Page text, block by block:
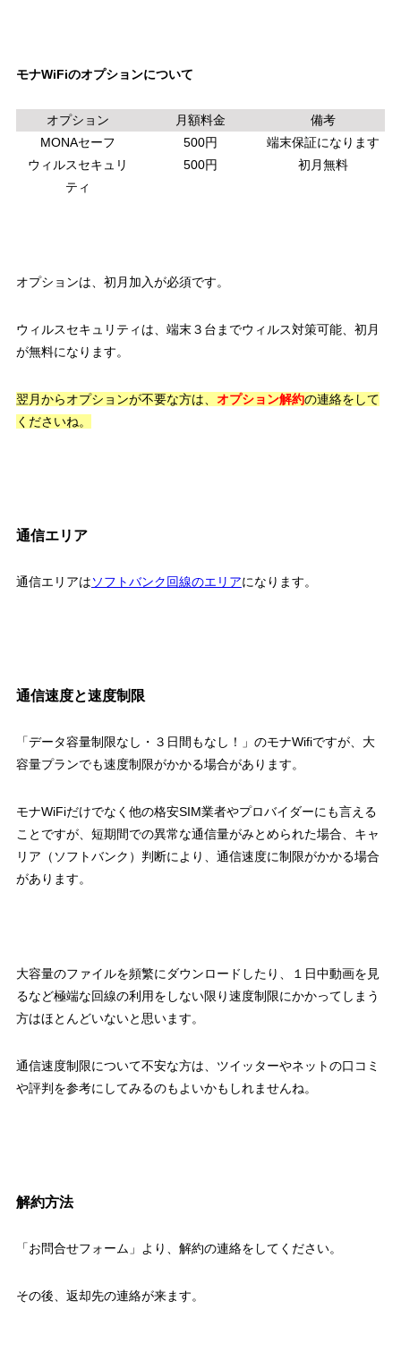
モナWiFiのオプションについて
オプション 月額料金
備考
MONAセーフ
500円
端末保証になります
ウィルスセキュリ
ティ
500円 初月無料
オプションは、初月加入が必須です。
ウィルスセキュリティは、端末３台までウィルス対策可能、初月
が無料になります。
翌月からオプションが不要な方は、 オプション解約の連絡をして
くださいね。
通信エリア
通信エリアはソフトバンク回線のエリアになります。
通信速度と速度制限
「データ容量制限なし・３日間もなし！」のモナWifiですが、大
容量プランでも速度制限がかかる場合があります。
モナWiFiだけでなく他の格安SIM業者やプロバイダーにも言える
ことですが、短期間での異常な通信量がみとめられた場合、キャ
リア（ソフトバンク）判断により、通信速度に制限がかかる場合
があります。
大容量のファイルを頻繁にダウンロードしたり、１日中動画を見
るなど極端な回線の利用をしない限り速度制限にかかってしまう
方はほとんどいないと思います。
通信速度制限について不安な方は、ツイッターやネットの口コミ
や評判を参考にしてみるのもよいかもしれませんね。
解約方法
「お問合せフォーム」より、解約の連絡をしてください。
その後、返却先の連絡が来ます。